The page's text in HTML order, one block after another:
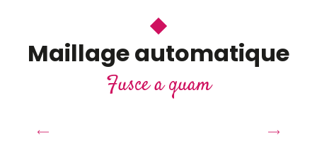
Maillage automatique
Fusce a quam